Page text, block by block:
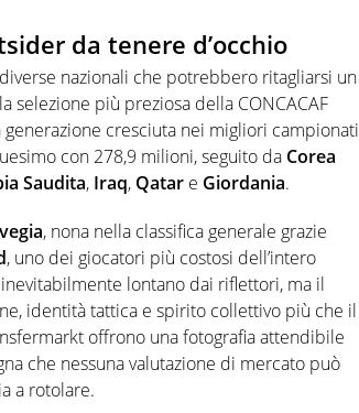
da tenere d’occhio
nazionali che potrebbero ritagliarsi un
selezione più preziosa della CONCACAF
cresciuta nei migliori campionati
con 278,9 milioni, seguito da Corea
Saudita, Iraq, Qatar e Giordania.
, nona nella classifica generale grazie
, uno dei giocatori più costosi dell’intero
lontano dai riflettori, ma il
identità tattica e spirito collettivo più che il
offrono una fotografia attendibile
che nessuna valutazione di mercato può
a rotolare.